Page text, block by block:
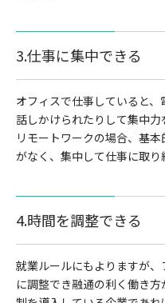
3.仕事に集中できる
オフィスで仕事していると
話しかけられたりして集中力
リモートワークの場合、基
がなく、集中して仕事に取り
4.時間を調整できる
就業ルールにもよりますが
に調整でき融通の利く働き